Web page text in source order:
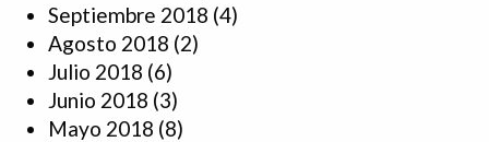
Septiembre 2018 (4)
Agosto 2018 (2)
Julio 2018 (6)
Junio 2018 (3)
Mayo 2018 (8)